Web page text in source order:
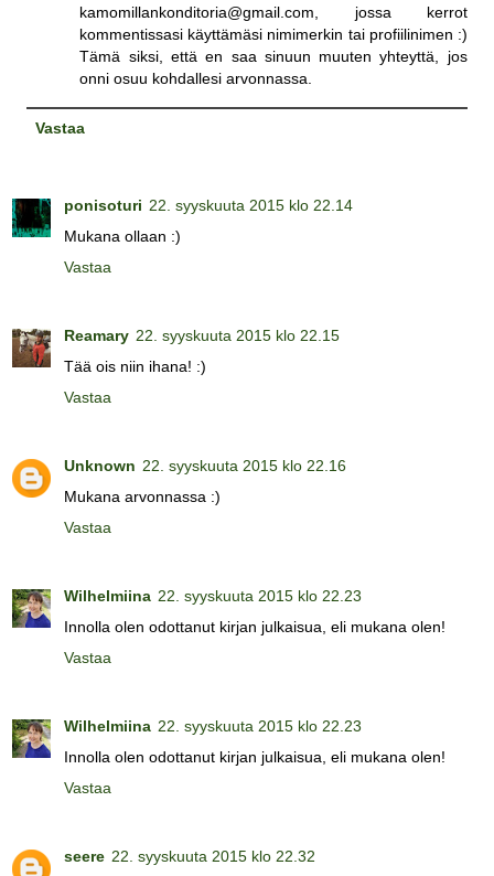
kamomillankonditoria@gmail.com, jossa kerrot
kommentissasi käyttämäsi nimimerkin tai profiilinimen :)
Tämä siksi, että en saa sinuun muuten yhteyttä, jos
onni osuu kohdallesi arvonnassa.
Vastaa
ponisoturi 22. syyskuuta 2015 klo 22.14
Mukana ollaan :)
Vastaa
Reamary 22. syyskuuta 2015 klo 22.15
Tää ois niin ihana! :)
Vastaa
Unknown 22. syyskuuta 2015 klo 22.16
Mukana arvonnassa :)
Vastaa
Wilhelmiina 22. syyskuuta 2015 klo 22.23
Innolla olen odottanut kirjan julkaisua, eli mukana olen!
Vastaa
Wilhelmiina 22. syyskuuta 2015 klo 22.23
Innolla olen odottanut kirjan julkaisua, eli mukana olen!
Vastaa
seere 22. syyskuuta 2015 klo 22.32